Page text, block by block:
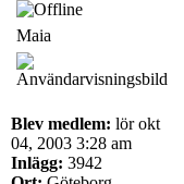
Maia
Blev medlem: lör okt
04, 2003 3:28 am
Inlägg: 3942